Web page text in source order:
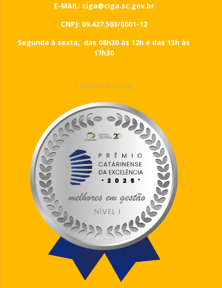
E-MAIL: ciga@ciga.sc.gov.br
CNPJ: 09.427.503/0001-12
Segunda à sexta, das 08h30 às 12h e das 13h às
17h30
Compras Públicas